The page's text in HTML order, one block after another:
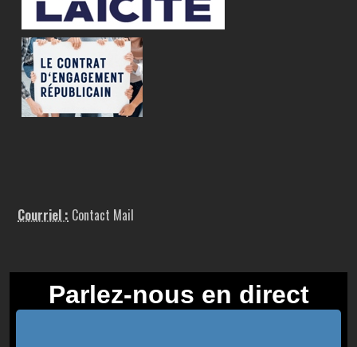
Courriel : Contact Mail